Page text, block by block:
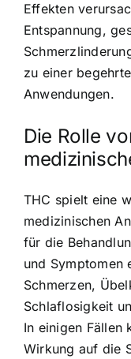
Effekten
Entspannung,
zu einer
Anwendungen.
Die Rolle
THC spielt eine
medizinischen
für die
und Symptomen
Schmerzen,
Schlaflosigkeit
In einigen Fällen
Wirkung auf die